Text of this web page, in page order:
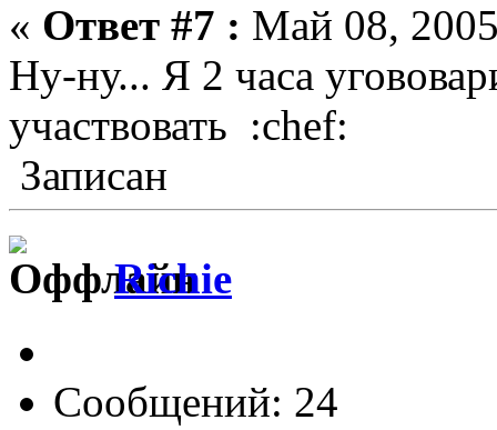
« Ответ #7 : Май 08,
Ну-ну... Я 2 часа
участвовать :chef:
Записан
Richie
Сообщений: 24